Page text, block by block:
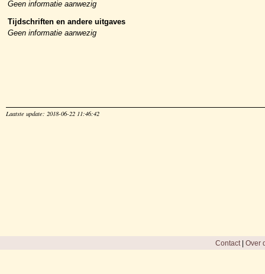
Geen informatie aanwezig
Tijdschriften en andere uitgaves
Geen informatie aanwezig
Laatste update: 2018-06-22 11:46:42
Contact| Over